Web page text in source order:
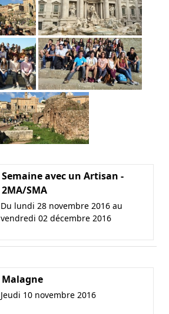
Semaine avec un Artisan -
2MA/SMA
Du lundi 28 novembre 2016 au
vendredi 02 décembre 2016
Malagne
Jeudi 10 novembre 2016